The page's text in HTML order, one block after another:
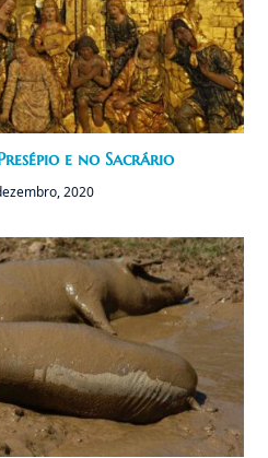
e no Sacrário
2020